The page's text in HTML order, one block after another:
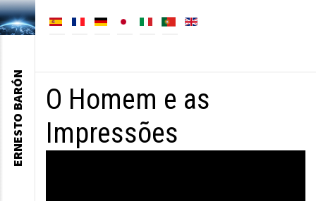
O Homem e as
Impressões
ERNESTO BARÓN